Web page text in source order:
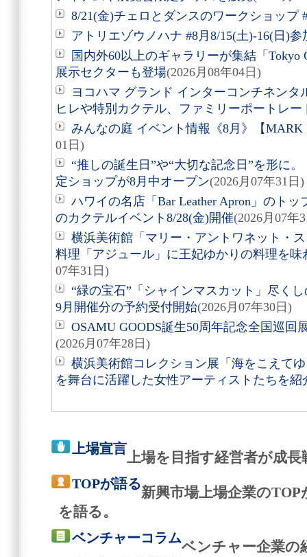
8/21(金)チェロとダンスのワークショップ
アトリエゾウノハナ #8月8/15(土)-16(日)参
国内外60以上のギャラリーが集結「Tokyo
展示セクターも登場(2026月08年04日)
ヨコハマ グランド インターコンチネンタ
ヒレや特別カクテル、ファミリーポートレー
みんなの庭 イベント情報《8月》【MARK
01日)
“推しの誕生日”や“大切な記念日”を形に。
定ショップが8月中オープン(2026月07年31日)
ハワイの名店「Bar Leather Apron」のト
のカクテルイベント8/28(金)開催(2026月07年
横浜美術館「マリー・アントワネット・
料理「アジュール」に王妃ゆかりの料理を
07年31日)
“緑の宝石”「シャインマスカット」尽く
9月開催分の予約受付開始(2026月07年30日)
OSAMU GOODS誕生50周年記念全国巡回
(2026月07年28日)
横浜美術館コレクション展「海をこえて
を舞台に活躍した女性アーティストたちを紹
上場宣言
上場を目指す経営者が成
TOPが語る
新興市場上場企業の
を語る。
ベンチャーコラム
ベンチャー企業の